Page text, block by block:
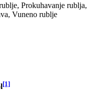
Prokuhavanje rublja,
Vuneno rublje
[1]